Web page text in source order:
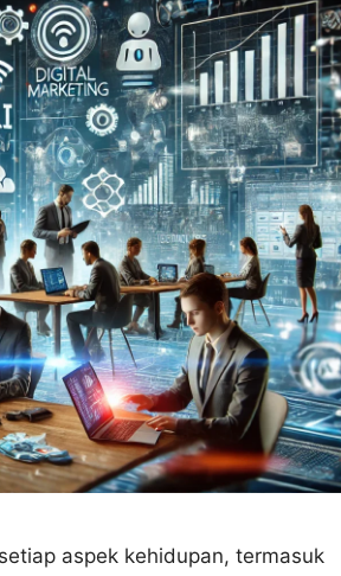
aspek kehidupan, termasuk